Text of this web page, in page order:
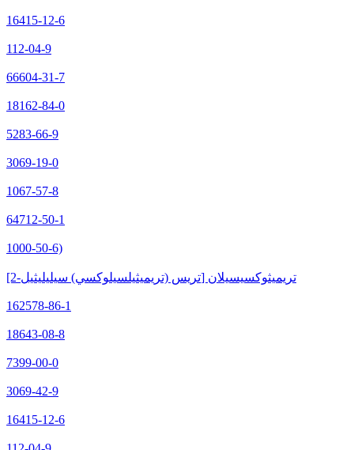
16415-12-6
112-04-9
66604-31-7
18162-84-0
5283-66-9
3069-19-0
1067-57-8
64712-50-1
1000-50-6)
[2-تريس (تريميثيلسيلوكسي) سيليليثيل] تريميثوكسيسيلان
162578-86-1
18643-08-8
7399-00-0
3069-42-9
16415-12-6